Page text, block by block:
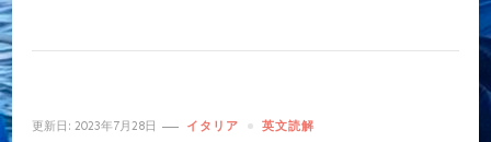
更新日: 2023年7月28日 イタリア 英文読解